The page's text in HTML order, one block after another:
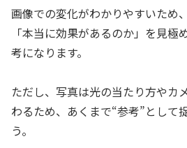
画像での変化がわかりやすいため
「本当に効果があるのか」を見
考になります。
ただし、写真は光の当たり方やカ
わるため、あくまで“参考”として
う。